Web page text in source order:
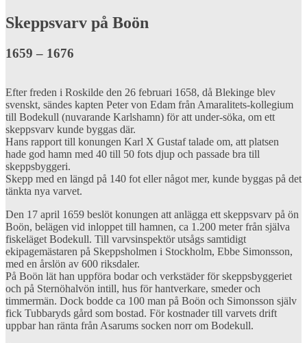
Skeppsvarv på Boön
1659 – 1676
Efter freden i Roskilde den 26 februari 1658, då Blekinge blev
svenskt, sändes kapten Peter von Edam från Amaralitets-kollegium
till Bodekull (nuvarande Karlshamn) för att under-söka, om ett
skeppsvarv kunde byggas där.
Hans rapport till konungen Karl X Gustaf talade om, att platsen
hade god hamn med 40 till 50 fots djup och passade bra till
skeppsbyggeri.
Skepp med en längd på 140 fot eller något mer, kunde byggas på det
tänkta nya varvet.
Den 17 april 1659 beslöt konungen att anlägga ett skeppsvarv på ön
Boön, belägen vid inloppet till hamnen, ca 1.200 meter från själva
fiskeläget Bodekull. Till varvsinspektör utsågs samtidigt
ekipagemästaren på Skeppsholmen i Stockholm, Ebbe Simonsson,
med en årslön av 600 riksdaler.
På Boön lät han uppföra bodar och verkstäder för skeppsbyggeriet
och på Sternöhalvön intill, hus för hantverkare, smeder och
timmermän. Dock bodde ca 100 man på Boön och Simonsson själv
fick Tubbaryds gård som bostad. För kostnader till varvets drift
uppbar han ränta från Asarums socken norr om Bodekull.